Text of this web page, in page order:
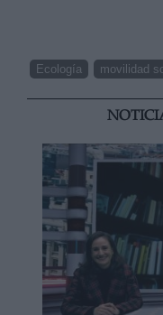
Ecología movilidad